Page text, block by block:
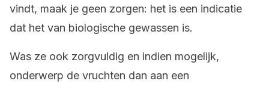
vindt, maak je geen zorgen: het is een indicatie
dat het van biologische gewassen is.
Was ze ook zorgvuldig en indien mogelijk,
onderwerp de vruchten dan aan een